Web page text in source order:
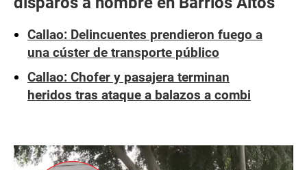
Callao: Delincuentes prendieron fuego a
una cúster de transporte público
Callao: Chofer y pasajera terminan
heridos tras ataque a balazos a combi